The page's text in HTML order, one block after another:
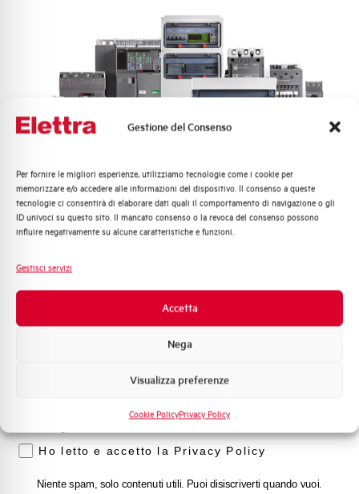
Gestione del Consenso
Per fornire le migliori esperienze, utilizziamo tecnologie come i cookie per
memorizzare e/o accedere alle informazioni del dispositivo. Il consenso a queste
tecnologie ci consentirà di elaborare dati quali il comportamento di navigazione o gli
ID univoci su questo sito. Il mancato consenso o la revoca del consenso possono
influire negativamente su alcune caratteristiche e funzioni.
Gestisci servizi
Accetta
Nega
Visualizza preferenze
Cookie PolicyPrivacy Policy
Quali argomenti ti interessano di più?
Distribuzione di Energia
Automazione Industriale
Sistema Quadri
Promozioni e offerte
Formazione tecnica
Voglio ricevere aggiornamenti, novità di
Ho letto e accetto la Privacy Policy
Niente spam, solo contenuti utili. Puoi disiscriverti quando vuoi.